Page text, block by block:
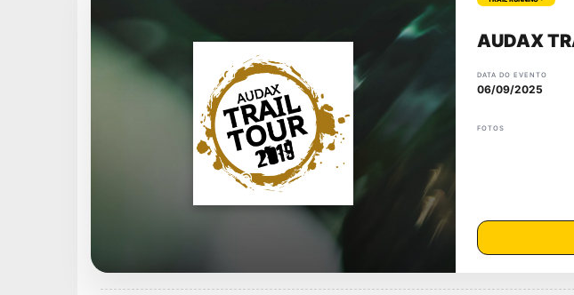
AUDAX
DATA DO EVENTO
06/09/2025
FOTOS